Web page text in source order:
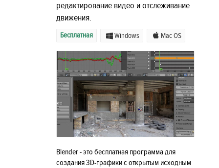
редактирование видео и отслеживание
движения.
Бесплатная Windows Mac OS
Blender - это бесплатная программа для
создания 3D-графики с открытым исходным